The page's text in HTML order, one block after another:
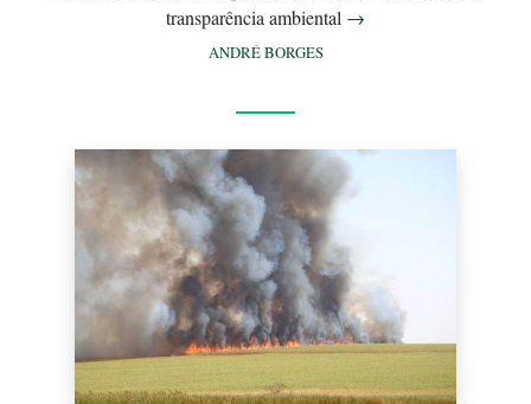
transparência ambiental →
ANDRÉ BORGES